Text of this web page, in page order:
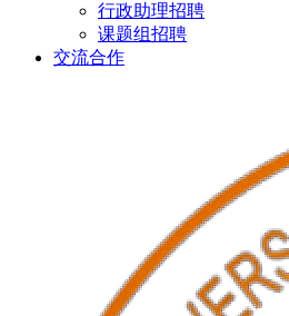
行政助理招聘
课题组招聘
交流合作